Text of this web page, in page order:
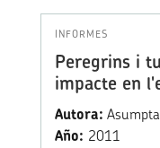
INFORMES
Peregrins i
impacte en
Autora:
Año: 2011